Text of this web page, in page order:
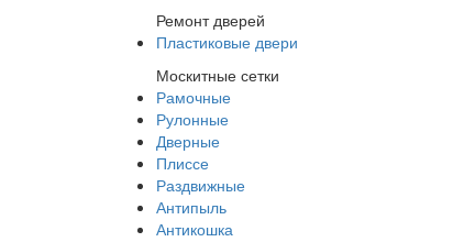
Ремонт дверей
Пластиковые двери
Москитные сетки
Рамочные
Рулонные
Дверные
Плиссе
Раздвижные
Антипыль
Антикошка